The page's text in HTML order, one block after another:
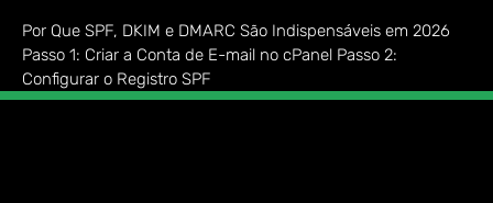
Por Que SPF, DKIM e DMARC São Indispensáveis em 2026
Passo 1: Criar a Conta de E-mail no cPanel Passo 2:
Configurar o Registro SPF